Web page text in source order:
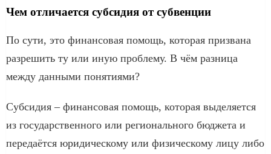
Чем отличается субсидия от субвенции
По сути, это финансовая помощь, которая призвана
разрешить ту или иную проблему. В чём разница
между данными понятиями?
Субсидия – финансовая помощь, которая выделяется
из государственного или регионального бюджета и
передаётся юридическому или физическому лицу либо